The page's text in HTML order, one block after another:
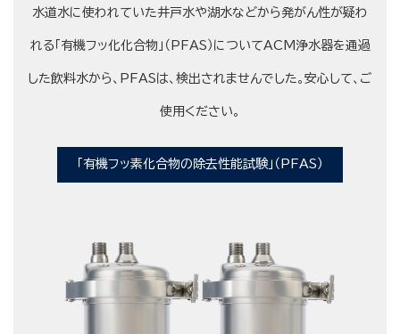
水道水に使われていた井戸水や湖水などから発がん性が疑わ
れる「有機フッ化化合物」（PFAS）についてACM浄水器を通過
した飲料水から、PFASは、検出されませんでした。安心して、ご
使用ください。
「有機フッ素化合物の除去性能試験」（PFAS）